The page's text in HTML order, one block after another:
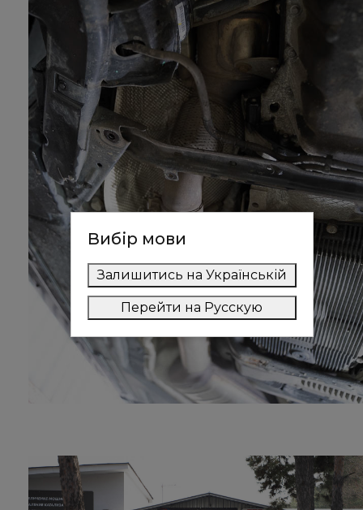
Вибір мови
Залишитись на Українській
Перейти на Русскую